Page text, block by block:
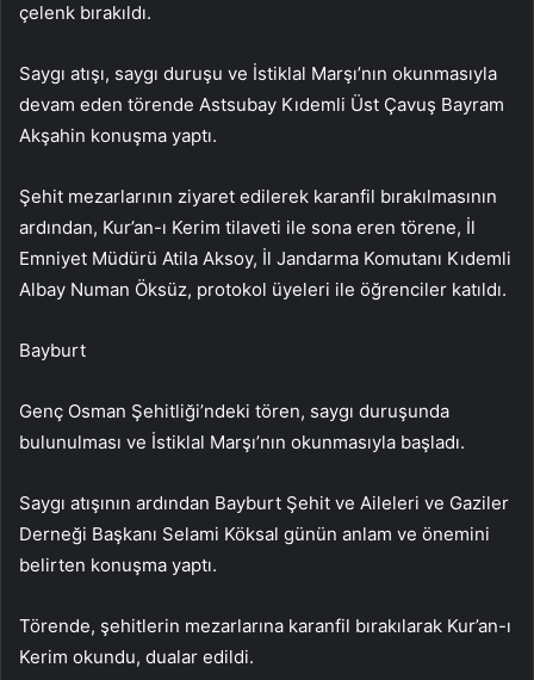
çelenk bırakıldı.
Saygı atışı, saygı duruşu ve İstiklal Marşı’nın okunmasıyla
devam eden törende Astsubay Kıdemli Üst Çavuş Bayram
Akşahin konuşma yaptı.
Şehit mezarlarının ziyaret edilerek karanfil bırakılmasının
ardından, Kur’an-ı Kerim tilaveti ile sona eren törene, İl
Emniyet Müdürü Atila Aksoy, İl Jandarma Komutanı Kıdemli
Albay Numan Öksüz, protokol üyeleri ile öğrenciler katıldı.
Bayburt
Genç Osman Şehitliği’ndeki tören, saygı duruşunda
bulunulması ve İstiklal Marşı’nın okunmasıyla başladı.
Saygı atışının ardından Bayburt Şehit ve Aileleri ve Gaziler
Derneği Başkanı Selami Köksal günün anlam ve önemini
belirten konuşma yaptı.
Törende, şehitlerin mezarlarına karanfil bırakılarak Kur’an-ı
Kerim okundu, dualar edildi.